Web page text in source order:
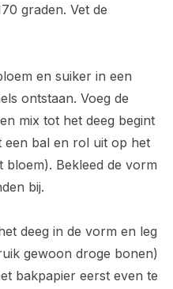
graden. Vet de
en suiker in een
ontstaan. Voeg de
mix tot het deeg begint
een bal en rol uit op het
Bekleed de vorm
bij.
deeg in de vorm en leg
gewoon droge bonen)
bakpapier eerst even te